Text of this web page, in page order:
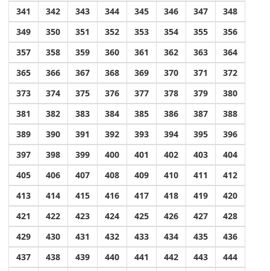
341
342 343 344 345 346 347
348
349
350 351 352 353 354 355
356
357
358 359 360 361 362 363
364
365
366 367 368 369 370 371
372
373
374 375 376 377 378 379
380
381
382 383 384 385 386 387
388
389
390 391 392 393 394 395
396
397
398 399 400 401 402 403
404
405
406 407 408 409 410 411
412
413
414 415 416 417 418 419
420
421
422 423 424 425 426 427
428
429
430 431 432 433 434 435
436
437
438 439 440 441 442 443
444